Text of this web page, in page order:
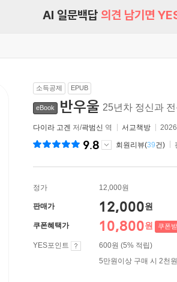
AI 일문백답 의견 남기면
소득공제 EPUB
eBook 반우울 25년차 정신과
다이라 고겐 저/곽범신 역 서교책방
9.8 회원리뷰(39건)
정가 12,000원
판매가 12,000원
쿠폰혜택가 10,800원 쿠폰
YES포인트
600원 (5% 적립)
5만원이상 구매 시 2천